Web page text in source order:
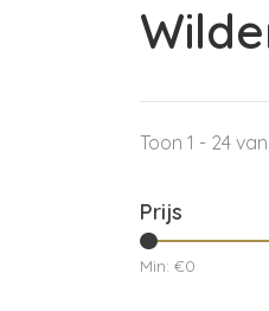
Toon 1 - 24
Prijs
Min: €0